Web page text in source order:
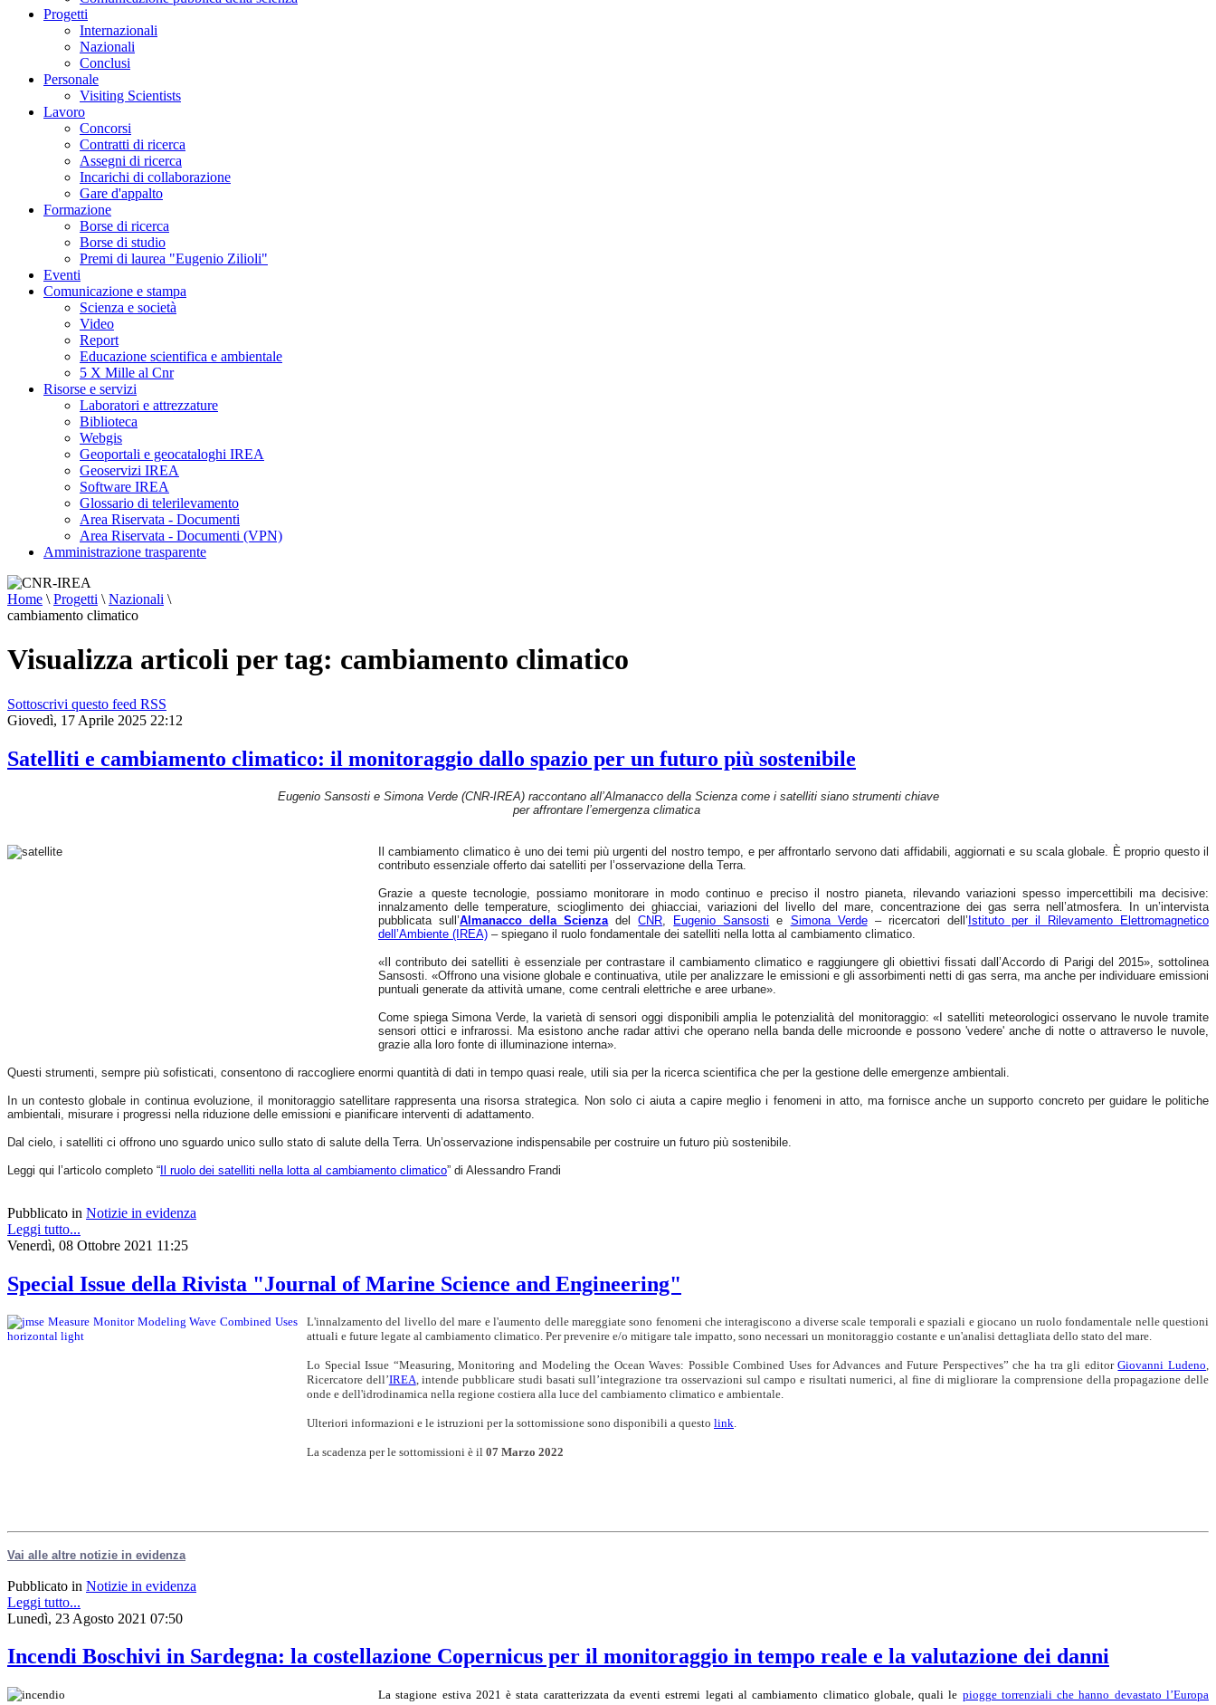
Progetti
Internazionali
Nazionali
Conclusi
Personale
Visiting Scientists
Lavoro
Concorsi
Contratti di ricerca
Assegni di ricerca
Incarichi di collaborazione
Gare d'appalto
Formazione
Borse di ricerca
Borse di studio
Premi di laurea "Eugenio Zilioli"
Eventi
Comunicazione e stampa
Scienza e società
Video
Report
Educazione scientifica e ambientale
5 X Mille al Cnr
Risorse e servizi
Laboratori e attrezzature
Biblioteca
Webgis
Geoportali e geocataloghi IREA
Geoservizi IREA
Software IREA
Glossario di telerilevamento
Area Riservata - Documenti
Area Riservata - Documenti (VPN)
Amministrazione trasparente
Home \ Progetti \ Nazionali \
cambiamento climatico
Visualizza articoli per tag: cambiamento climatico
Sottoscrivi questo feed RSS
Giovedì, 17 Aprile 2025 22:12
Satelliti e cambiamento climatico: il monitoraggio dallo spazio per un futuro più sostenibile
Eugenio Sansosti e Simona Verde (CNR-IREA) raccontano all’Almanacco della Scienza come i satelliti siano strumenti chiave
per affrontare l’emergenza climatica
Il cambiamento climatico è uno dei temi più urgenti del nostro tempo, e per affrontarlo servono dati affidabili, aggiornati e su scala globale. È proprio questo il
contributo essenziale offerto dai satelliti per l’osservazione della Terra.
Grazie a queste tecnologie, possiamo monitorare in modo continuo e preciso il nostro pianeta, rilevando variazioni spesso impercettibili ma decisive:
innalzamento delle temperature, scioglimento dei ghiacciai, variazioni del livello del mare, concentrazione dei gas serra nell’atmosfera. In un’intervista
pubblicata sull’Almanacco della Scienza delCNR Eugenio Sansosti e Simona Verde– ricercatori dell’Istituto per il Rilevamento Elettromagnetico
dell’Ambiente (IREA) – spiegano il ruolo fondamentale dei satelliti nella lotta al cambiamento climatico.
«Il contributo dei satelliti è essenziale per contrastare il cambiamento climatico e raggiungere gli obiettivi fissati dall’Accordo di Parigi del 2015», sottolinea
Sansosti. «Offrono una visione globale e continuativa, utile per analizzare le emissioni e gli assorbimenti netti di gas serra, ma anche per individuare emissioni
puntuali generate da attività umane, come centrali elettriche e aree urbane».
Come spiega Simona Verde, la varietà di sensori oggi disponibili amplia le potenzialità del monitoraggio: «I satelliti meteorologici osservano le nuvole tramite
sensori ottici e infrarossi. Ma esistono anche radar attivi che operano nella banda delle microonde e possono 'vedere' anche di notte o attraverso le nuvole,
grazie alla loro fonte di illuminazione interna».
Questi strumenti, sempre più sofisticati, consentono di raccogliere enormi quantità di dati in tempo quasi reale, utili sia per la ricerca scientifica che per la gestione delle emergenze ambientali.
In un contesto globale in continua evoluzione, il monitoraggio satellitare rappresenta una risorsa strategica. Non solo ci aiuta a capire meglio i fenomeni in atto, ma fornisce anche un supporto concreto per guidare le politiche
ambientali, misurare i progressi nella riduzione delle emissioni e pianificare interventi di adattamento.
Dal cielo, i satelliti ci offrono uno sguardo unico sullo stato di salute della Terra. Un’osservazione indispensabile per costruire un futuro più sostenibile.
Leggi qui l’articolo completo “Il ruolo dei satelliti nella lotta al cambiamento climatico” di Alessandro Frandi
Pubblicato in Notizie in evidenza
Leggi tutto...
Venerdì, 08 Ottobre 2021 11:25
Special Issue della Rivista "Journal of Marine Science and Engineering"
L'innalzamento del livello del mare e l'aumento delle mareggiate sono fenomeni che interagiscono a diverse scale temporali e spaziali e giocano un ruolo fondamentale nelle questioni
attuali e future legate al cambiamento climatico. Per prevenire e/o mitigare tale impatto, sono necessari un monitoraggio costante e un'analisi dettagliata dello stato del mare.
Lo Special Issue “Measuring, Monitoring and Modeling the Ocean Waves: Possible Combined Uses for Advances and Future Perspectives” che ha tra gli editorGiovanni Ludeno
Ricercatore dell’IREA , intende pubblicare studi basati sull’integrazione tra osservazioni sul campo e risultati numerici, al fine di migliorare la comprensione della propagazione delle
onde e dell'idrodinamica nella regione costiera alla luce del cambiamento climatico e ambientale.
Ulteriori informazioni e le istruzioni per la sottomissione sono disponibili a questo link
La scadenza per le sottomissioni è il 07 Marzo 2022
Vai alle altre notizie in evidenza
Pubblicato in Notizie in evidenza
Leggi tutto...
Lunedì, 23 Agosto 2021 07:50
Incendi Boschivi in Sardegna: la costellazione Copernicus per il monitoraggio in tempo reale e la valutazione dei danni
La stagione estiva 2021 è stata caratterizzata da eventi estremi legati al cambiamento climatico globale, quali le piogge torrenziali che hanno devastato l’Europa